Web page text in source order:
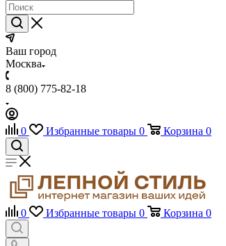
Ваш город
Москва
8 (800) 775-82-18
0 Избранные товары 0 Корзина 0
0 Избранные товары 0 Корзина 0